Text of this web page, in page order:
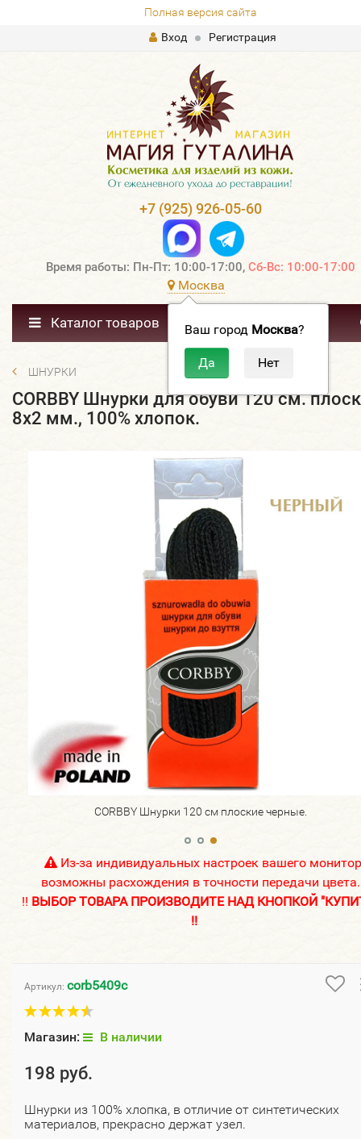
Полная версия сайта
Вход
Регистрация
+7 (925) 926-05-60
Время работы: Пн-Пт: 10:00-17:00, Сб-Вс: 10:00-17:00
Москва
Ваш город Москва?
Каталог товаров
ШНУРКИ
CORBBY Шнурки для обуви 120 см.
8х2 мм., 100% хлопок.
CORBBY Шнурки 120 см плоские черные.
Из-за индивидуальных настроек вашего
возможны расхождения в точности передачи цвета.
!! ВЫБОР ТОВАРА ПРОИЗВОДИТЕ НАД КНОПКОЙ
!!
Артикул: corb5409c
Магазин: В наличии
198 руб.
Шнурки из 100% хлопка, в отличие от синтетических
материалов, прекрасно держат узел.